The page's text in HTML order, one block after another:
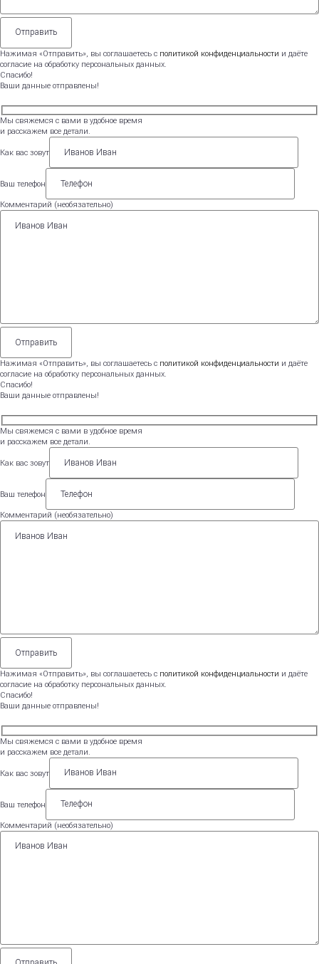
Нажимая «Отправить», вы соглашаетесь с политикой конфиденциальности и даёте
согласие на обработку персональных данных.
Спасибо!
Ваши данные отправлены!
Мы свяжемся с вами в удобное время
и расскажем все детали.
Как вас зовут
Ваш телефон
Комментарий (необязательно)
Нажимая «Отправить», вы соглашаетесь с политикой конфиденциальности и даёте
согласие на обработку персональных данных.
Спасибо!
Ваши данные отправлены!
Мы свяжемся с вами в удобное время
и расскажем все детали.
Как вас зовут
Ваш телефон
Комментарий (необязательно)
Нажимая «Отправить», вы соглашаетесь с политикой конфиденциальности и даёте
согласие на обработку персональных данных.
Спасибо!
Ваши данные отправлены!
Мы свяжемся с вами в удобное время
и расскажем все детали.
Как вас зовут
Ваш телефон
Комментарий (необязательно)